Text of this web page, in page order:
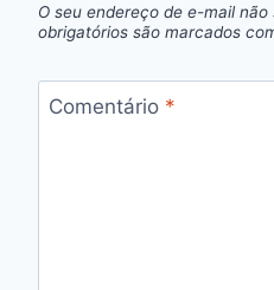
O seu endereço de e-mail não
obrigatórios são marcados
Comentário *